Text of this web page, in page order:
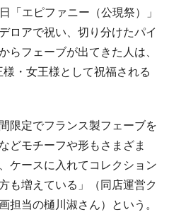
「エピファニー（公現祭）」
ロアで祝い、切り分けたパイ
らフェーブが出てきた人は、
・女王様として祝福される
限定でフランス製フェーブを
どモチーフや形もさまざま
ケースに入れてコレクション
も増えている」（同店運営ク
担当の樋川淑さん）という。